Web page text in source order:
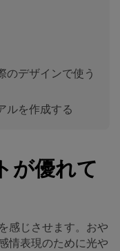
のデザインで使う
ルを作成する
が優れて
感じさせます。おや
情表現のために光や